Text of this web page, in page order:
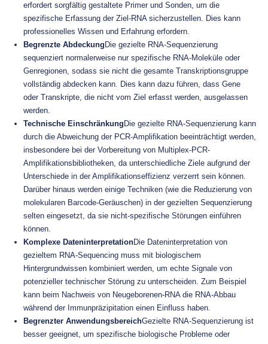
erfordert sorgfältig gestaltete Primer und Sonden, um die
spezifische Erfassung der Ziel-RNA sicherzustellen. Dies kann
professionelles Wissen und Erfahrung erfordern.
Begrenzte Abdeckung Die gezielte RNA-Sequenzierung
sequenziert normalerweise nur spezifische RNA-Moleküle oder
Genregionen, sodass sie nicht die gesamte Transkriptionsgruppe
vollständig abdecken kann. Dies kann dazu führen, dass Gene
oder Transkripte, die nicht vom Ziel erfasst werden, ausgelassen
werden.
Technische Einschränkung Die gezielte RNA-Sequenzierung kann
durch die Abweichung der PCR-Amplifikation beeinträchtigt werden,
insbesondere bei der Vorbereitung von Multiplex-PCR-
Amplifikationsbibliotheken, da unterschiedliche Ziele aufgrund der
Unterschiede in der Amplifikationseffizienz verzerrt sein können.
Darüber hinaus werden einige Techniken (wie die Reduzierung von
molekularen Barcode-Geräuschen) in der gezielten Sequenzierung
selten eingesetzt, da sie nicht-spezifische Störungen einführen
können.
Komplexe DateninterpretationDie Dateninterpretation von
gezieltem RNA-Sequencing muss mit biologischem
Hintergrundwissen kombiniert werden, um echte Signale von
potenzieller technischer Störung zu unterscheiden. Zum Beispiel
kann beim Nachweis von Neugeborenen-RNA die RNA-Abbau
während der Immunpräzipitation einen Einfluss haben.
Begrenzter AnwendungsbereichGezielte RNA-Sequenzierung ist
besser geeignet, um spezifische biologische Probleme oder